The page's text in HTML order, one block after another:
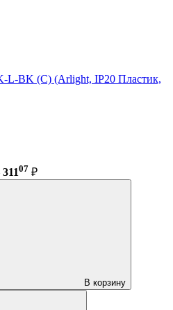
L-BK (C) (Arlight, IP20 Пластик,
31107 ₽
В корзину